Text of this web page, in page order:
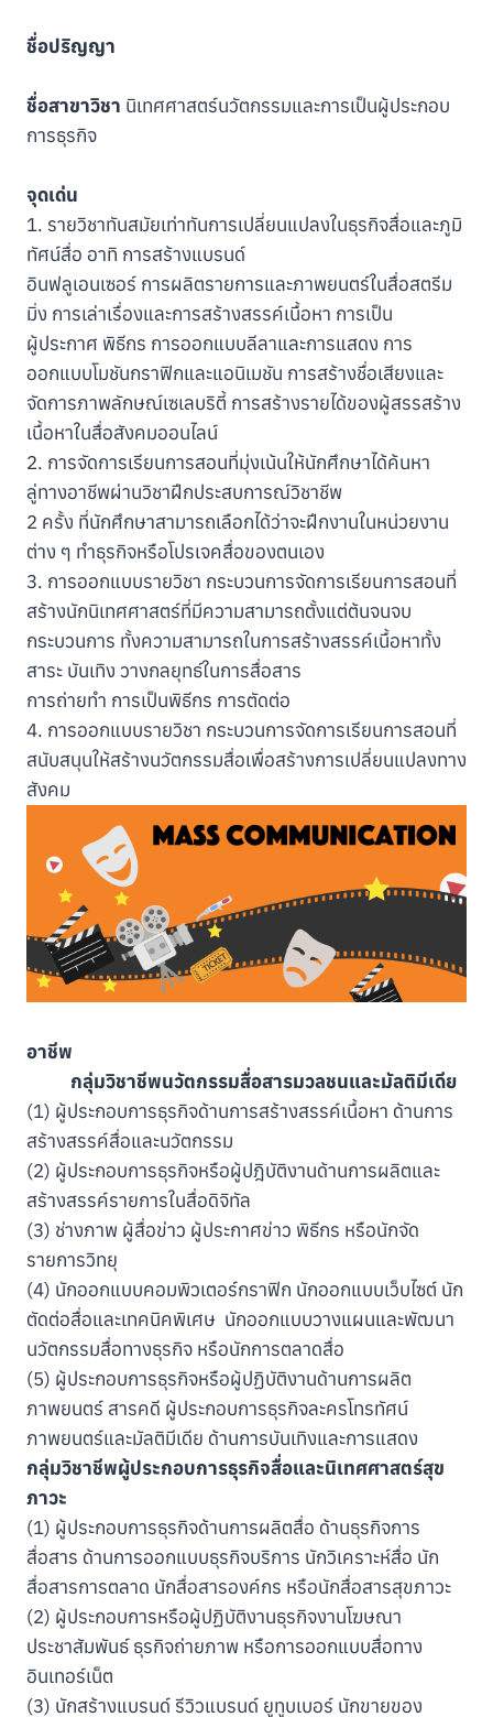
ชื่อปริญญา
ชื่อสาขาวิชา นิเทศศาสตร์นวัตกรรมและการเป็นผู้ประกอบ
การธุรกิจ
จุดเด่น
1. รายวิชาทันสมัยเท่าทันการเปลี่ยนแปลงในธุรกิจสื่อและภูมิ
ทัศน์สื่อ อาทิ การสร้างแบรนด์
อินฟลูเอนเซอร์ การผลิตรายการและภาพยนตร์ในสื่อสตรีม
มิ่ง การเล่าเรื่องและการสร้างสรรค์เนื้อหา การเป็น
ผู้ประกาศ พิธีกร การออกแบบลีลาและการแสดง การ
ออกแบบโมชันกราฟิกและแอนิเมชัน การสร้างชื่อเสียงและ
จัดการภาพลักษณ์เซเลบริตี้ การสร้างรายได้ของผู้สรรสร้าง
เนื้อหาในสื่อสังคมออนไลน์
2. การจัดการเรียนการสอนที่มุ่งเน้นให้นักศึกษาได้ค้นหา
ลู่ทางอาชีพผ่านวิชาฝึกประสบการณ์วิชาชีพ
2 ครั้ง ที่นักศึกษาสามารถเลือกได้ว่าจะฝึกงานในหน่วยงาน
ต่าง ๆ ทำธุรกิจหรือโปรเจคสื่อของตนเอง
3. การออกแบบรายวิชา กระบวนการจัดการเรียนการสอนที่
สร้างนักนิเทศศาสตร์ที่มีความสามารถตั้งแต่ต้นจนจบ
กระบวนการ ทั้งความสามารถในการสร้างสรรค์เนื้อหาทั้ง
สาระ บันเทิง วางกลยุทธ์ในการสื่อสาร
การถ่ายทำ การเป็นพิธีกร การตัดต่อ
4. การออกแบบรายวิชา กระบวนการจัดการเรียนการสอนที่
สนับสนุนให้สร้างนวัตกรรมสื่อเพื่อสร้างการเปลี่ยนแปลงทาง
สังคม
อาชีพ
กลุ่มวิชาชีพนวัตกรรมสื่อสารมวลชนและมัลติมีเดีย
(1) ผู้ประกอบการธุรกิจด้านการสร้างสรรค์เนื้อหา ด้านการ
สร้างสรรค์สื่อและนวัตกรรม
(2) ผู้ประกอบการธุรกิจหรือผู้ปฎิบัติงานด้านการผลิตและ
สร้างสรรค์รายการในสื่อดิจิทัล
(3) ช่างภาพ ผู้สื่อข่าว ผู้ประกาศข่าว พิธีกร หรือนักจัด
รายการวิทยุ
(4) นักออกแบบคอมพิวเตอร์กราฟิก นักออกแบบเว็บไซต์ นัก
ตัดต่อสื่อและเทคนิคพิเศษ นักออกแบบวางแผนและพัฒนา
นวัตกรรมสื่อทางธุรกิจ หรือนักการตลาดสื่อ
(5) ผู้ประกอบการธุรกิจหรือผู้ปฏิบัติงานด้านการผลิต
ภาพยนตร์ สารคดี ผู้ประกอบการธุรกิจละครโทรทัศน์
ภาพยนตร์และมัลติมีเดีย ด้านการบันเทิงและการแสดง
กลุ่มวิชาชีพผู้ประกอบการธุรกิจสื่อและนิเทศศาสตร์สุข
ภาวะ
(1) ผู้ประกอบการธุรกิจด้านการผลิตสื่อ ด้านธุรกิจการ
สื่อสาร ด้านการออกแบบธุรกิจบริการ นักวิเคราะห์สื่อ นัก
สื่อสารการตลาด นักสื่อสารองค์กร หรือนักสื่อสารสุขภาวะ
(2) ผู้ประกอบการหรือผู้ปฏิบัติงานธุรกิจงานโฆษณา
ประชาสัมพันธ์ ธุรกิจถ่ายภาพ หรือการออกแบบสื่อทาง
อินเทอร์เน็ต
(3) นักสร้างแบรนด์ รีวิวแบรนด์ ยูทูบเบอร์ นักขายของ